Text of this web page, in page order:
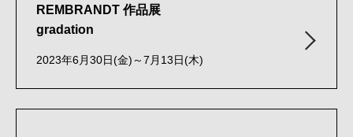
REMBRANDT 作品展
gradation
2023年6月30日(金)～7月13日(木)